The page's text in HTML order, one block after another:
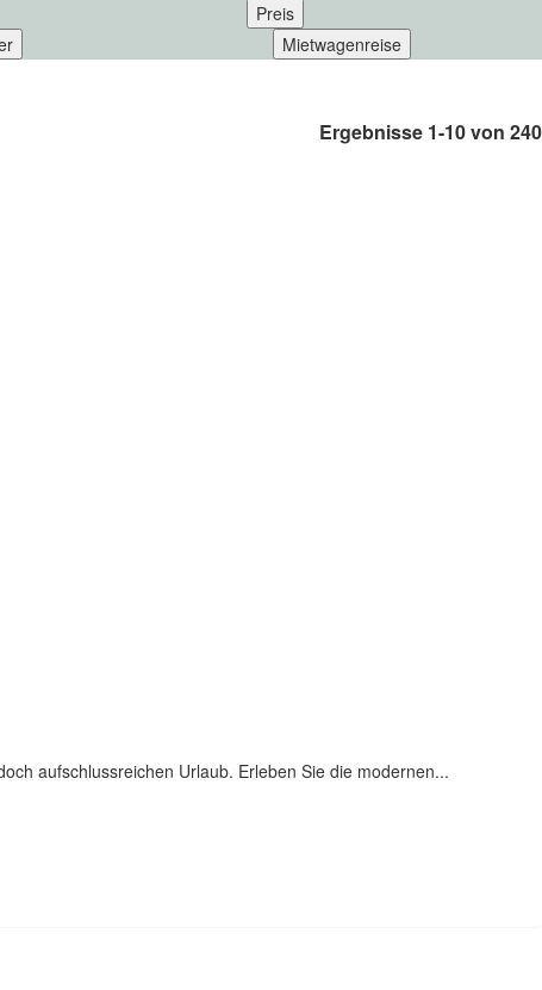
Preis
Mietwagenreise
Ergebnisse 1-10 von 240
aufschlussreichen Urlaub. Erleben Sie die modernen...